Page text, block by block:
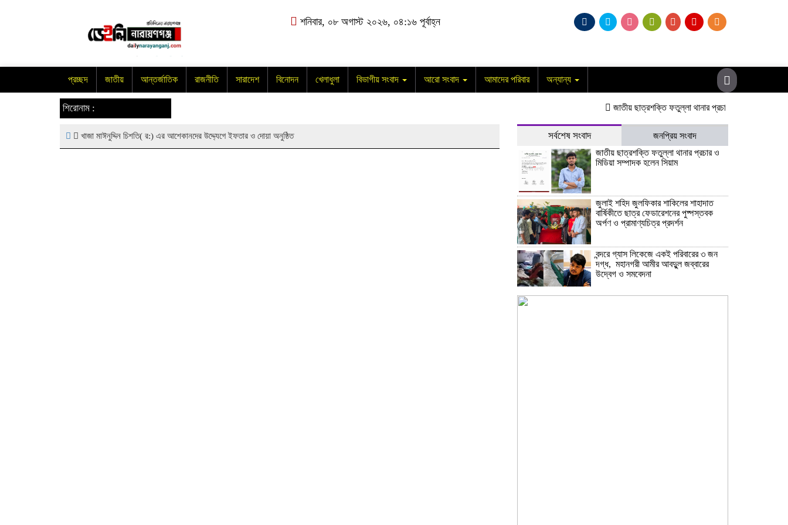
শনিবার, ০৮ অগাস্ট ২০২৬, ০৪:১৬ পূর্বাহ্ন
প্রচ্ছদ জাতীয় আন্তর্জাতিক রাজনীতি সারাদেশ বিনোদন খেলাধুলা বিভাগীয় সংবাদ আরো সংবাদ আমাদের পরিবার অন্যান্য
শিরোনাম : জাতীয় ছাত্রশক্তি ফতুল্লা থানার প্রচার ও মিডিয়া সম্পাদক
খাজা মাঈনুদ্দিন চিশতি( র:) এর আশেকানদের উদ্দ্যেগে ইফতার ও দোয়া অনুষ্ঠিত সর্বশেষ সংবাদ
জনপ্রিয় সংবাদ
জাতীয় ছাত্রশক্তি ফতুল্লা থানার প্রচার ও
মিডিয়া সম্পাদক হলেন সিয়াম
​জুলাই শহিদ জুলফিকার শাকিলের শাহাদাত
বার্ষিকীতে ছাত্র ফেডারেশনের পুষ্পস্তবক
অর্পণ ও প্রামাণ্যচিত্র প্রদর্শন
বন্দরে গ্যাস লিকেজে একই পরিবারের ৩ জন
দগ্ধ, মহানগরী আমীর আবদুুল জব্বারের
উদ্বেগ ও সমবেদনা